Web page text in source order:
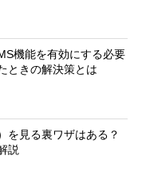
機能を有効にする必要
ときの解決策とは
を見る裏ワザはある？
説